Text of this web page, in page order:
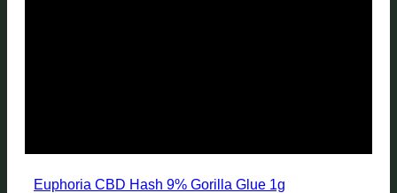
Euphoria CBD Hash 9% Gorilla Glue 1g